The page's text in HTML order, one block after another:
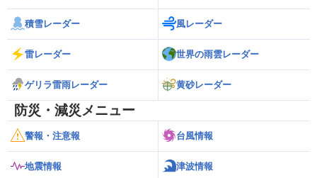
積雪レーダー 風レーダー
雷レーダー 世界の雨雲レーダー
ゲリラ雷雨レーダー 黄砂レーダー
防災・減災メニュー
警報・注意報 台風情報
地震情報 津波情報